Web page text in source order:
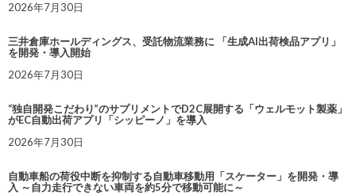
2026年7月30日
三井倉庫ホールディングス、受託物流業務に 「生成AI出荷検品アプリ」
を開発・導入開始
2026年7月30日
“独自開発こだわり”のサプリメントでD2C展開する「ウェルモット製薬」
がEC自動出荷アプリ「シッピーノ」を導入
2026年7月30日
自動車船の荷役中断を抑制する自動車移動用「スケーター」を開発・導
入 ～自力走行できない車両を約5分で移動可能に～